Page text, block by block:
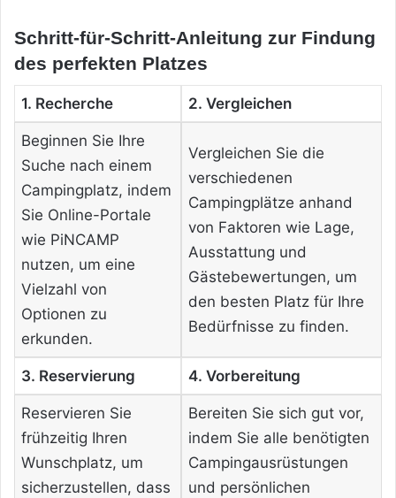
Schritt-für-Schritt-Anleitung zur Findung
des perfekten Platzes
1. Recherche 2. Vergleichen
Beginnen Sie Ihre
Suche nach einem
Campingplatz, indem
Sie Online-Portale
wie PiNCAMP
nutzen, um eine
Vielzahl von
Optionen zu
erkunden.
Vergleichen Sie die
verschiedenen
Campingplätze anhand
von Faktoren wie Lage,
Ausstattung und
Gästebewertungen, um
den besten Platz für Ihre
Bedürfnisse zu finden.
3. Reservierung 4. Vorbereitung
Reservieren Sie
frühzeitig Ihren
Wunschplatz, um
sicherzustellen, dass
Bereiten Sie sich gut vor,
indem Sie alle benötigten
Campingausrüstungen
und persönlichen